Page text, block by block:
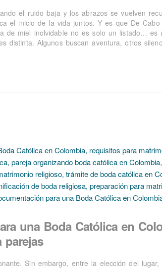
el ruido baja y los abrazos se vuelven
el inicio de la vida juntos. Y es que De
de miel inolvidable no es solo un listado… es
distinta. Algunos buscan aventura, otros
una Boda Católica en
parejas
Sin embargo, entre la elección del